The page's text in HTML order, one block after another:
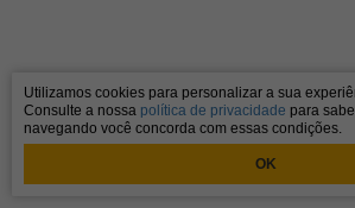
Utilizamos cookies para personalizar a sua
Consulte a nossa política de privacidade para
navegando você concorda com essas condições.
OK